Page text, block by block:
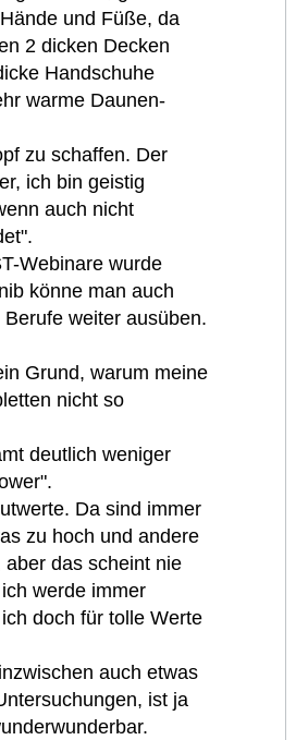
und Füße, da
2 dicken Decken
Handschuhe
warme Daunen-
zu schaffen. Der
ich bin geistig
auch nicht
Webinare wurde
könne man auch
weiter ausüben.
Grund, warum meine
nicht so
deutlich weniger
Da sind immer
zu hoch und andere
das scheint nie
werde immer
doch für tolle Werte
auch etwas
ist ja